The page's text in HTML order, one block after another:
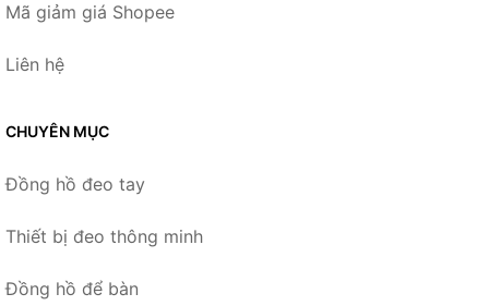
Mã giảm giá Shopee
Liên hệ
CHUYÊN MỤC
Đồng hồ đeo tay
Thiết bị đeo thông minh
Đồng hồ để bàn